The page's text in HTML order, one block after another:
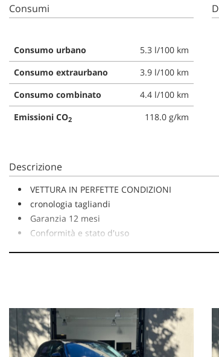
Consumi
Consumo urbano
5.3 l/100 km
Consumo extraurbano
3.9 l/100 km
Consumo combinato
4.4 l/100 km
Emissioni CO2 118.0 g/km
Descrizione
VETTURA IN PERFETTE CONDIZIONI
cronologia tagliandi
Garanzia 12 mesi
Conformità e stato d'uso
CON IL NUOVO CODIDICE ENTATO IN
Il veicolo non può essere guidato da un
Ritiriamo permute
Importo non finanziabile